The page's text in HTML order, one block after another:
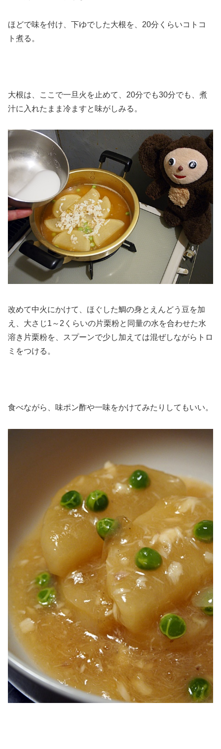
ほどで味を付け、下ゆでした大根を、20分くらいコトコ
ト煮る。
大根は、ここで一旦火を止めて、20分でも30分でも、煮
汁に入れたまま冷ますと味がしみる。
改めて中火にかけて、ほぐした鯛の身とえんどう豆を加
え、大さじ1～2くらいの片栗粉と同量の水を合わせた水
溶き片栗粉を、スプーンで少し加えては混ぜしながらトロ
ミをつける。
食べながら、味ポン酢や一味をかけてみたりしてもいい。